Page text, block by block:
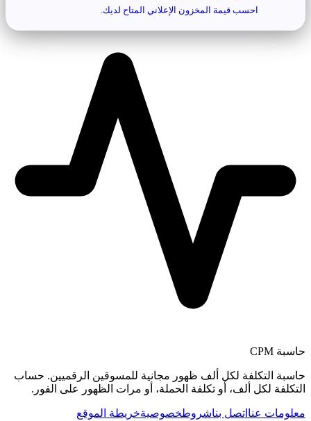
احسب قيمة المخزون الإعلاني المتاح لديك.
حاسبة CPM
حاسبة التكلفة لكل ألف ظهور مجانية للمسوقين الرقميين. حساب
التكلفة لكل ألف، أو تكلفة الحملة، أو مرات الظهور على الفور.
معلومات عنا اتصل بناشروطخصوصيةخريطة الموقع